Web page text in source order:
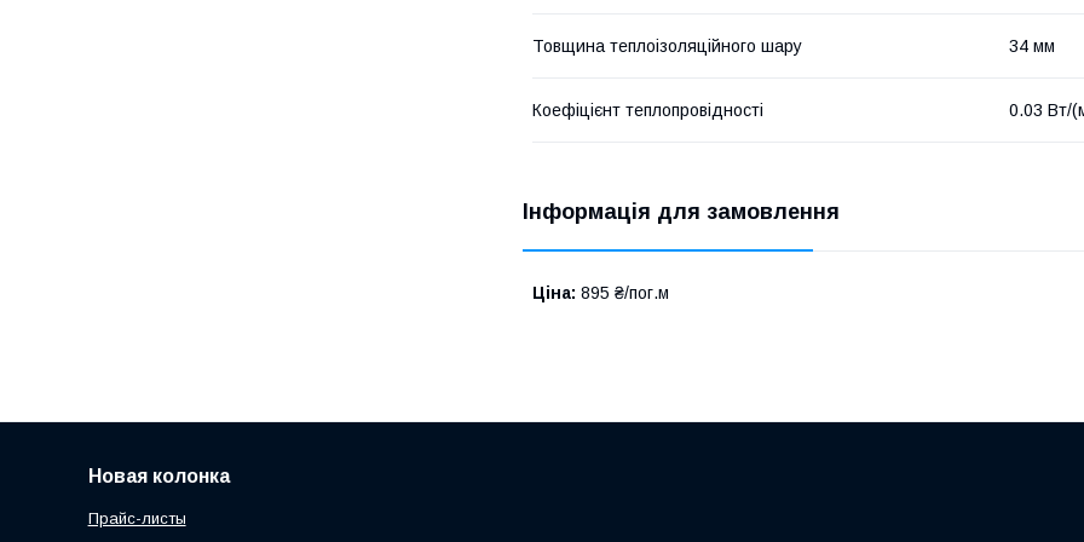
Товщина теплоізоляційного шару 34 мм
Коефіцієнт теплопровідності 0.03 Вт/
Інформація для замовлення
Ціна: 895 ₴/пог.м
Новая колонка
Прайс-листы